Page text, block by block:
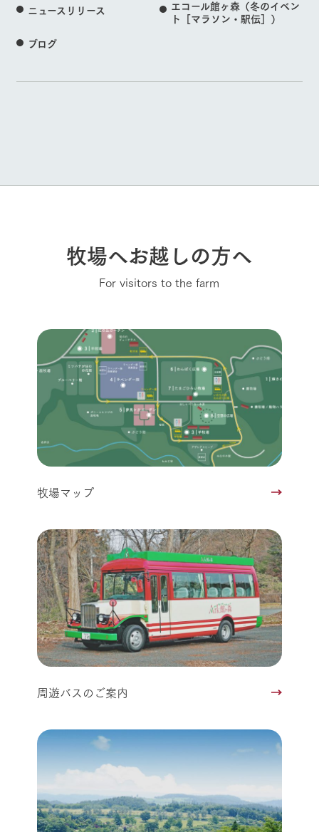
ニュースリリース
エコール館ヶ森（冬のイベン
ト［マラソン・駅伝］）
ブログ
牧場へお越しの方へ
For visitors to the farm
牧場マップ
周遊バスのご案内